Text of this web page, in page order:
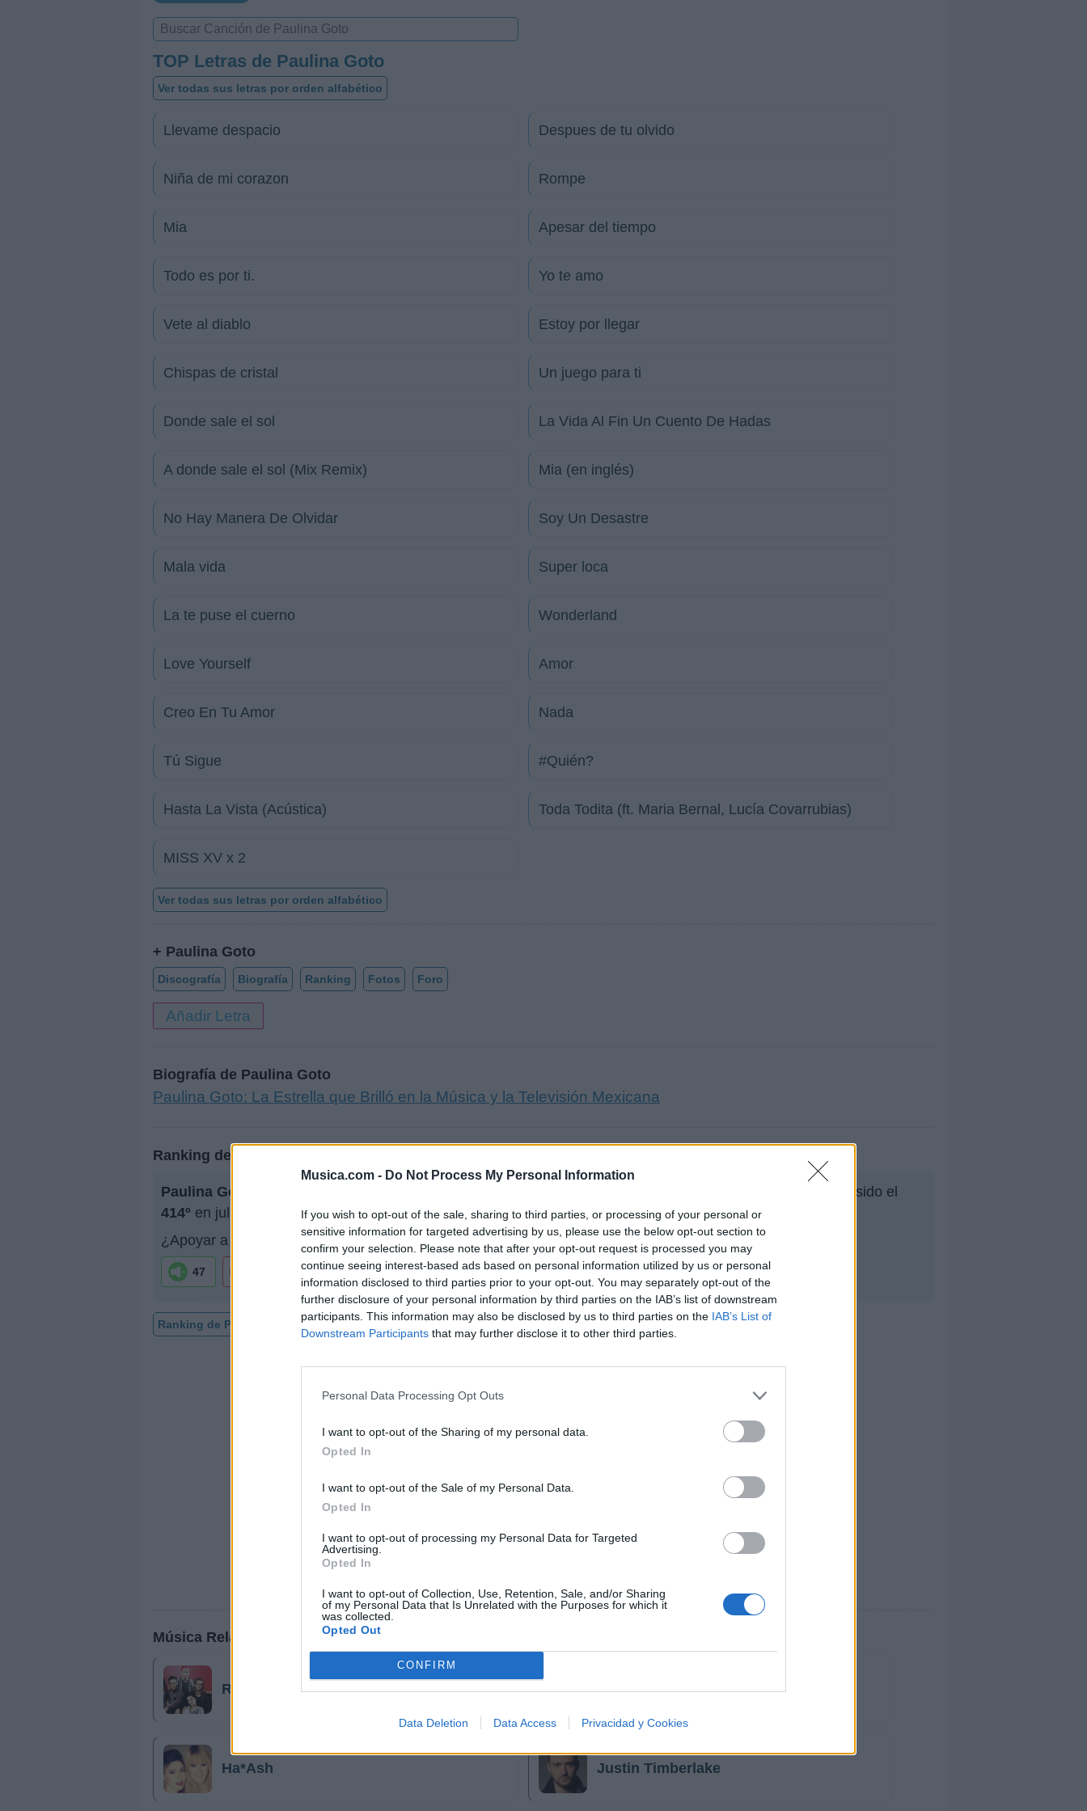
Musica.com - Do Not Process My Personal Information
If you wish to opt-out of the sale, sharing to third parties, or processing of your personal or
sensitive information for targeted advertising by us, please use the below opt-out section to
confirm your selection. Please note that after your opt-out request is processed you may
continue seeing interest-based ads based on personal information utilized by us or personal
information disclosed to third parties prior to your opt-out. You may separately opt-out of the
further disclosure of your personal information by third parties on the IAB’s list of downstream
participants. This information may also be disclosed by us to third parties on the IAB’s List of
Downstream Participants that may further disclose it to other third parties.
Personal Data Processing Opt Outs
I want to opt-out of the Sharing of my personal data.
Opted In
I want to opt-out of the Sale of my Personal Data.
Opted In
I want to opt-out of processing my Personal Data for Targeted
Advertising.
Opted In
I want to opt-out of Collection, Use, Retention, Sale, and/or Sharing
of my Personal Data that Is Unrelated with the Purposes for which it
was collected.
Opted Out
CONFIRM
Data Deletion Data Access Privacidad y Cookies
TOP Letras de Paulina Goto
Ver todas sus letras por orden alfabético
Llevame despacio Despues de tu olvido
Niña de mi corazon Rompe
Mia Apesar del tiempo
Todo es por ti. Yo te amo
Vete al diablo Estoy por llegar
Chispas de cristal Un juego para ti
Donde sale el sol La Vida Al Fin Un Cuento De Hadas
A donde sale el sol (Mix Remix) Mia (en inglés)
No Hay Manera De Olvidar Soy Un Desastre
Mala vida Super loca
La te puse el cuerno Wonderland
Love Yourself Amor
Creo En Tu Amor Nada
Tú Sigue #Quién?
Hasta La Vista (Acústica) Toda Todita (ft. Maria Bernal, Lucía Covarrubias)
MISS XV x 2
Ver todas sus letras por orden alfabético
+ Paulina Goto
Discografía Biografía Ranking Fotos Foro
Añadir Letra
Biografía de Paulina Goto
Paulina Goto: La Estrella que Brilló en la Música y la Televisión Mexicana
Ranking de Paulina Goto
Paulina Goto
no está entre los 500 artistas más apoyados y visitados de esta semana, su mejor puesto ha sido el
414º en julio de 2010.
¿Apoyar a Paulina Goto?
47
Ranking de Paulina Goto TOP Música
Música Relacionada
RBD Ariana Grande
Ha*Ash Justin Timberlake